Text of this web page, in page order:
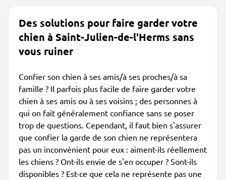
Des solutions pour faire garder votre
chien à Saint-Julien-de-l'Herms sans
vous ruiner
Confier son chien à ses amis/à ses proches/à sa
famille ? Il parfois plus facile de faire garder votre
chien à ses amis ou à ses voisins ; des personnes à
qui on fait généralement confiance sans se poser
trop de questions. Cependant, il faut bien s'assurer
que confier la garde de son chien ne représentera
pas un inconvénient pour eux : aiment-ils réellement
les chiens ? Ont-ils envie de s'en occuper ? Sont-ils
disponibles ? Est-ce que cela ne représente pas une